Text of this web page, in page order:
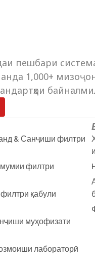
пешбари
1,000+
& Санҷиши филтри
филтри
қабули
муҳофизати
лабораторӣ